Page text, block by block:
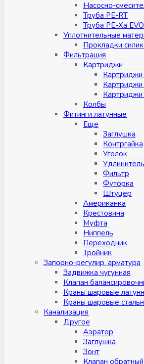
Насосно-
Труба PE-RT
Труба PE-Xa
Уплотнительные
Прокладки
Фильтрация
Картриджи
Картриджи
Картриджи
Картриджи
Колбы
Фитинги латунные
Eщe
Заглушка
Контргайка
Уголок
Удлинитель
Фильтр
Футорка
Штуцер
Американка
Крестовина
Муфта
Ниппель
Переходник
Тройник
Запорно-регулир. арматура
Задвижка чугунная
Клапан
Краны шаровые
Краны шаровые
Канализация
Другое
Аэратор
Заглушкa
Зонт
Клапан обратный